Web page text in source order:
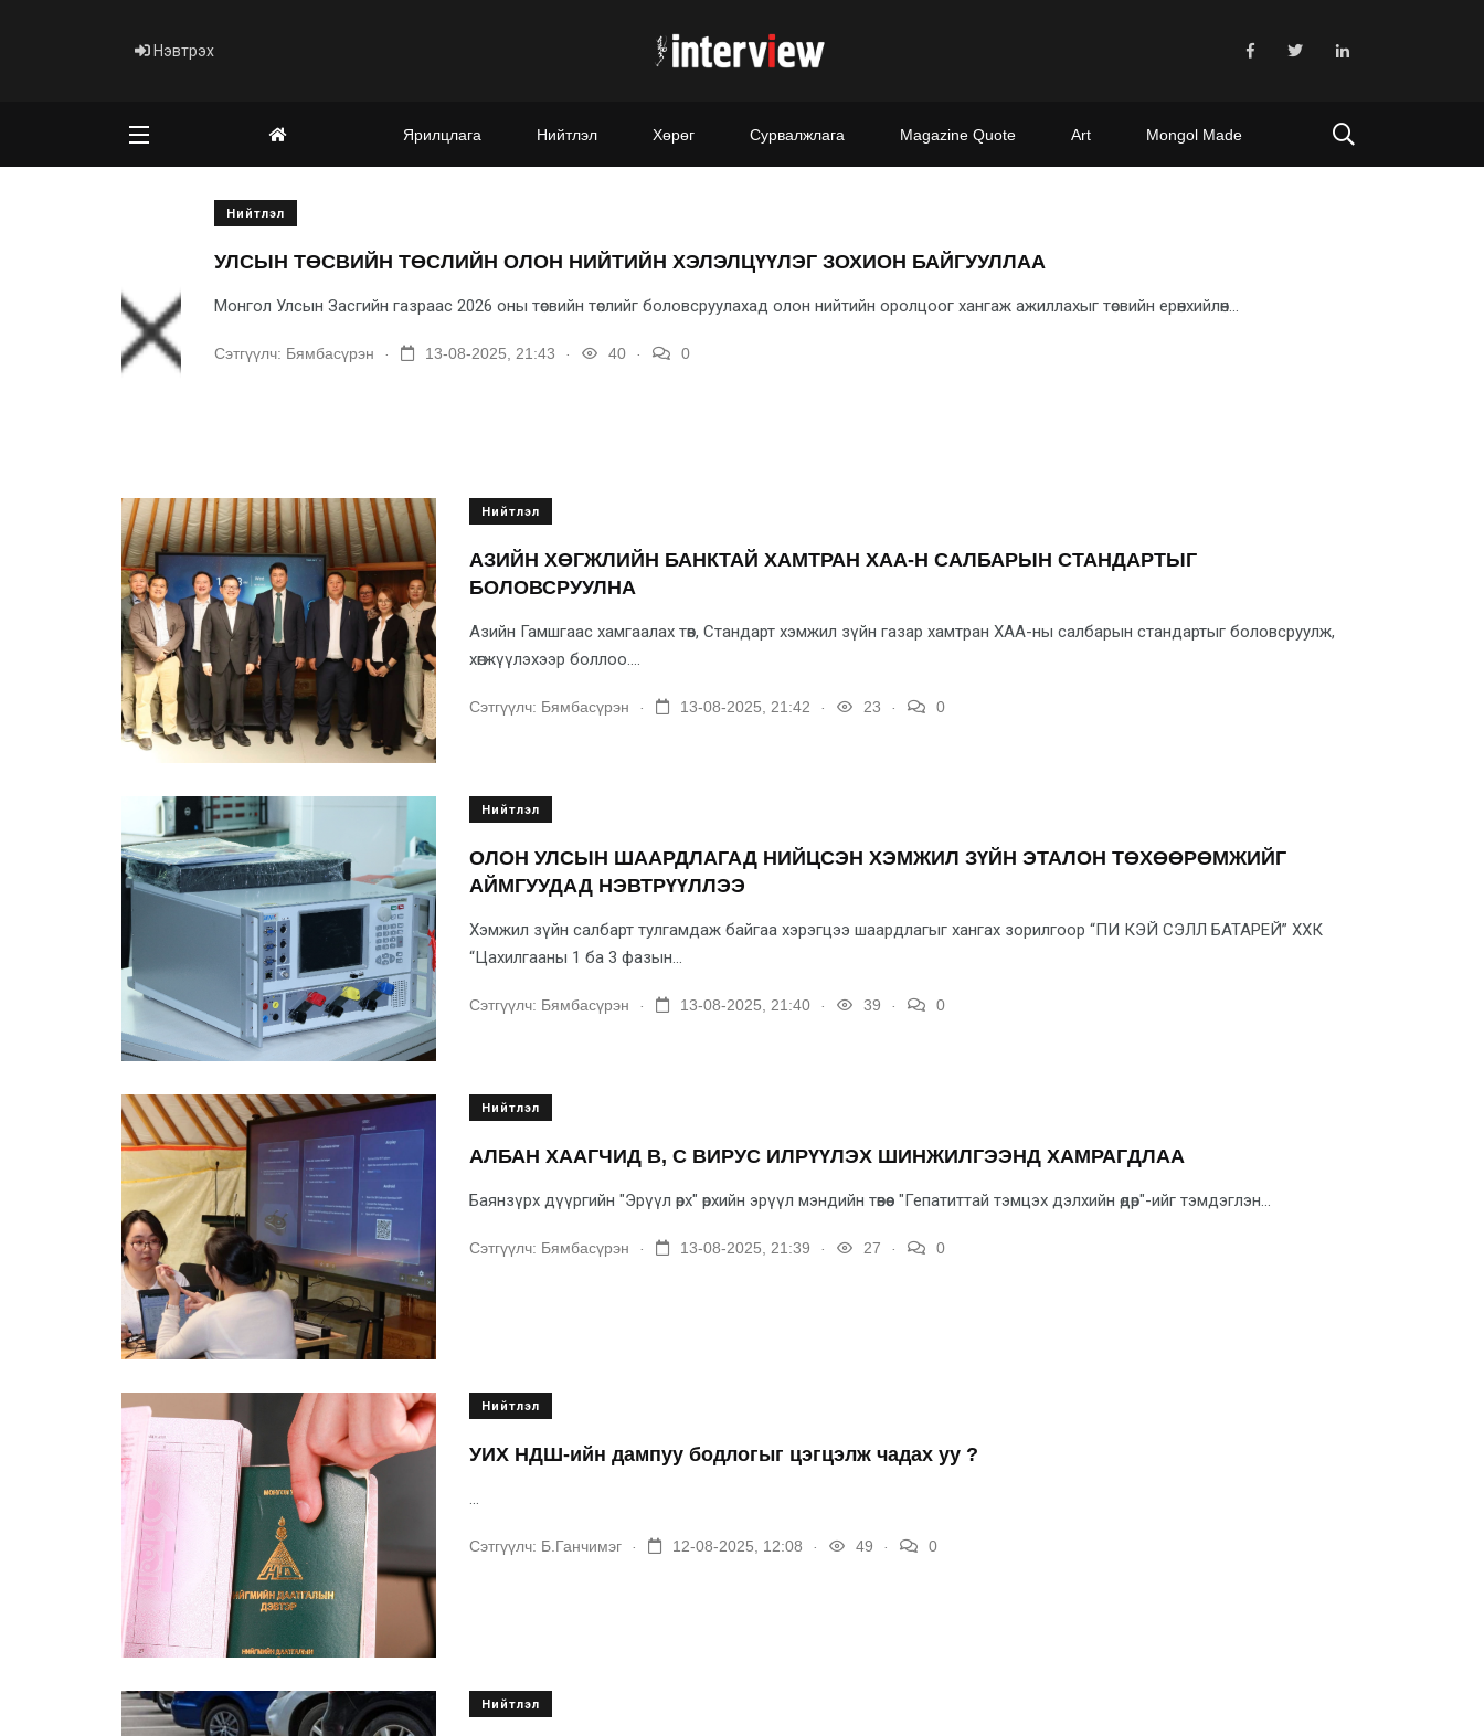
Нэвтрэх
Ярилцлага Нийтлэл Хөрөг Сурвалжлага Magazine Quote Art Mongol Made
Нийтлэл
УЛСЫН ТӨСВИЙН ТӨСЛИЙН ОЛОН НИЙТИЙН ХЭЛЭЛЦҮҮЛЭГ ЗОХИОН БАЙГУУЛЛАА
Монгол Улсын Засгийн газраас 2026 оны төсвийн төслийг боловсруулахад олон нийтийн оролцоог хангаж ажиллахыг төсвийн ерөнхийлөн...
Сэтгүүлч: Бямбасүрэн 13-08-2025, 21:43 40 0
Нийтлэл
АЗИЙН ХӨГЖЛИЙН БАНКТАЙ ХАМТРАН ХАА-Н САЛБАРЫН СТАНДАРТЫГ
БОЛОВСРУУЛНА
Азийн Гамшгаас хамгаалах төв, Стандарт хэмжил зүйн газар хамтран ХАА-ны салбарын стандартыг боловсруулж,
хөгжүүлэхээр боллоо....
Сэтгүүлч: Бямбасүрэн 13-08-2025, 21:42 23 0
Нийтлэл
ОЛОН УЛСЫН ШААРДЛАГАД НИЙЦСЭН ХЭМЖИЛ ЗҮЙН ЭТАЛОН ТӨХӨӨРӨМЖИЙГ
АЙМГУУДАД НЭВТРҮҮЛЛЭЭ
Хэмжил зүйн салбарт тулгамдаж байгаа хэрэгцээ шаардлагыг хангах зорилгоор “ПИ КЭЙ СЭЛЛ БАТАРЕЙ” ХХК
“Цахилгааны 1 ба 3 фазын...
Сэтгүүлч: Бямбасүрэн 13-08-2025, 21:40 39 0
Нийтлэл
АЛБАН ХААГЧИД B, С ВИРУС ИЛРҮҮЛЭХ ШИНЖИЛГЭЭНД ХАМРАГДЛАА
Баянзүрх дүүргийн "Эрүүл өрх" өрхийн эрүүл мэндийн төвөөс "Гепатиттай тэмцэх дэлхийн өдөр"-ийг тэмдэглэн...
Сэтгүүлч: Бямбасүрэн 13-08-2025, 21:39 27 0
Нийтлэл
УИХ НДШ-ийн дампуу бодлогыг цэгцэлж чадах уу ?
...
Сэтгүүлч: Б.Ганчимэг 12-08-2025, 12:08 49 0
Нийтлэл